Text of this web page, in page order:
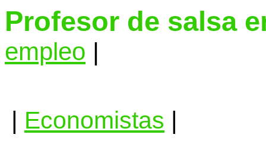
Profesor de salsa
empleo |
Economistas